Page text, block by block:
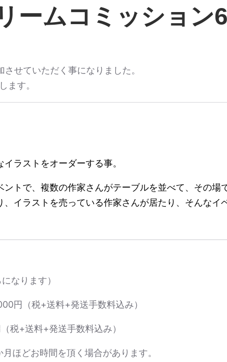
ムコミッション6
せていただく事になりました。
ます。
ラストをオーダーする事。
ントで、複数の作家さんがテーブルを並べて、その
イラストを売っている作家さんが居たり、そんなイ
なります）
円（税+送料+発送手数料込み）
+送料+発送手数料込み）
ほどお時間を頂く場合があります。